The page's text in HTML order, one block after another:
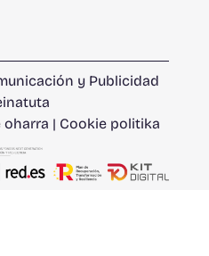
y Publicidad
oharra | Cookie politika